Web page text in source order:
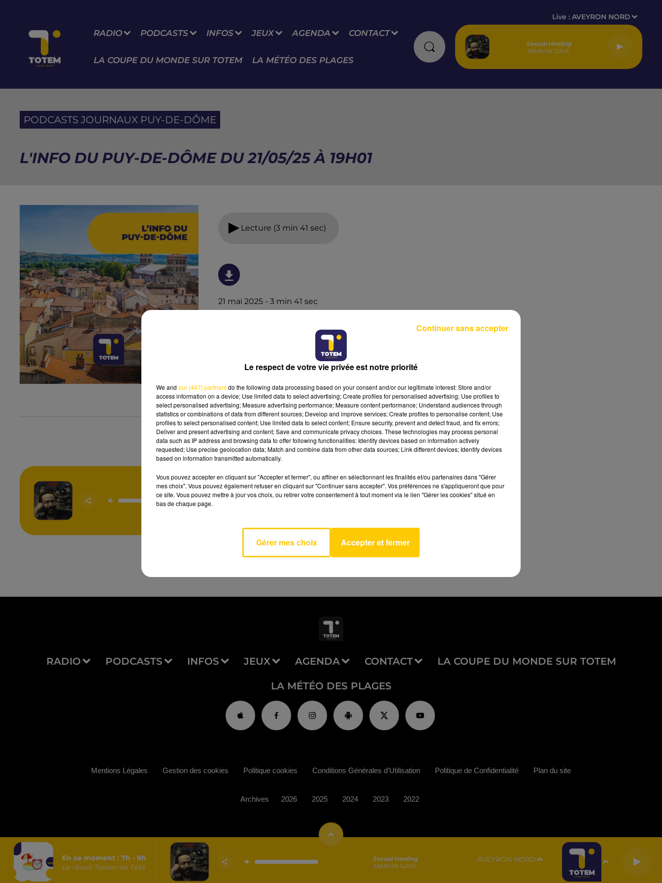
RADIO PODCASTS INFOS JEUX AGENDA CONTACT
LA COUPE DU MONDE SUR TOTEM LA MÉTÉO DES PLAGES
Live :AVEYRON NORD
Sexual Healing
MARVIN GAYE
PODCASTS JOURNAUX PUY-DE-DÔME
L'INFO DU PUY-DE-DÔME DU 21/05/25 À 19H01
Lecture (3 min 41 sec)
21 mai 2025 - 3 min 41 sec
Ecoutez sur Totem l'information dans le Cantal, le pays
de Brioude et Issoire avec les reportages de nos
journalistes sur le terrain.
Sexual Healing
MARVIN GAYE
AVEYRON NORD
RADIO PODCASTS INFOS JEUX AGENDA CONTACT LA COUPE DU MONDE SUR TOTEM
LA MÉTÉO DES PLAGES
En ce moment : 7h - 9h
Le réveil Totem de l'été
Sexual Healing
MARVIN GAYE
AVEYRON NORD
Mentions Légales Gestion des cookies Politique cookies Conditions Générales d'Utilisation Politique de Confidentialité Plan du site
Archives 2026 2025 2024 2023 2022
Le respect de votre vie privée est notre priorité
We and our (447) partnersdo the following data processing based on your consent and/or our legitimate interest: Store and/or
access information on a device; Use limited data to select advertising; Create profiles for personalised advertising; Use profiles to
select personalised advertising; Measure advertising performance; Measure content performance; Understand audiences through
statistics or combinations of data from different sources; Develop and improve services; Create profiles to personalise content; Use
profiles to select personalised content; Use limited data to select content; Ensure security, prevent and detect fraud, and fix errors;
Deliver and present advertising and content; Save and communicate privacy choices. These technologies may process personal
data such as IP address and browsing data to offer following functionalities: Identify devices based on information actively
requested; Use precise geolocation data; Match and combine data from other data sources; Link different devices; Identify devices
based on information transmitted automatically.
Vous pouvez accepter en cliquant sur "Accepter et fermer", ou affiner en sélectionnant les finalités et/ou partenaires dans "Gérer
mes choix". Vous pouvez également refuser en cliquant sur "Continuer sans accepter". Vos préférences ne s'appliqueront que pour
ce site. Vous pouvez mettre à jour vos choix, ou retirer votre consentement à tout moment via le lien "Gérer les cookies" situé en
bas de chaque page.
Gérer mes choix Accepter et fermer
Continuer sans accepter